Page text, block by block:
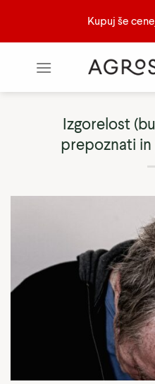
vsebino
Kupuj še
Izgorelost
prepoznati